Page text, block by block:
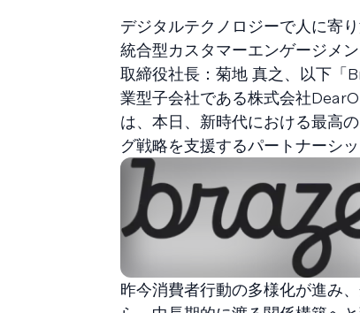
デジタルテクノロジーで人に寄
統合型カスタマーエンゲージメ
取締役社長：菊地 真之、以下「
業型子会社である株式会社
は、本日、新時代における最高
グ戦略を支援するパートナーシ
昨今消費者行動の多様化が進み